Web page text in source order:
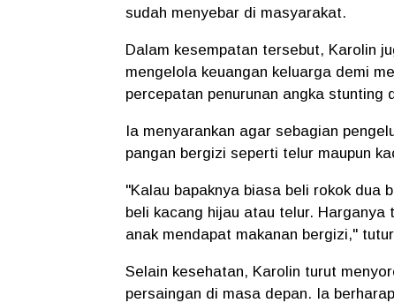
sudah menyebar di masyarakat.
Dalam kesempatan tersebut, Karolin
mengelola keuangan keluarga demi
percepatan penurunan angka stunting
Ia menyarankan agar sebagian
pangan bergizi seperti telur maupun
"Kalau bapaknya biasa beli rokok dua
beli kacang hijau atau telur.
anak mendapat makanan bergizi,"
Selain kesehatan, Karolin turut
persaingan di masa depan. Ia